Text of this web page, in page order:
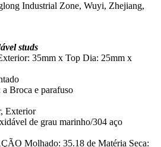
Industrial Zone, Wuyi, Zhejiang,
studs
35mm x Top Dia: 25mm x
Broca e parafuso
Exterior
de grau marinho/304 aço
Molhado: 35.18 de Matéria Seca: